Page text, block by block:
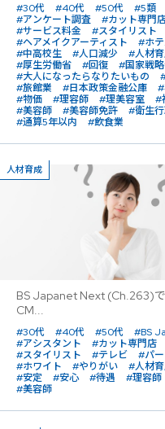
#30代 #40代 #50代 #5類
#アンケート調査
#カット専門
#サービス料金
#スタイリスト
#ヘアメイクアーティスト
#ホ
#中高校生
#人口減少 #人材
#厚生労働省
#回復 #国家戦
#大人になったらなりたいもの
#旅館業
#日本政策金融公庫
#物価
#理容師 #理美容室 #
#美容師
#美容師免許 #衛生
#通算5年以内
#飲食業
人材育成
BS Japanet Next (Ch.263)
CM...
#30代 #40代 #50代 #BS
#アシスタント
#カット専門店
#スタイリスト
#テレビ #パ
#ホワイト
#やりがい #人材
#安定
#安心 #待遇 #理容師
#美容師